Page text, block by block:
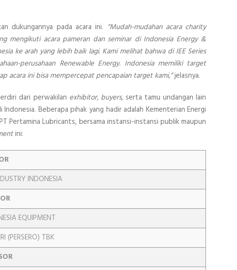
dukungannya pada acara ini. “Mudah-mudahan acara charity
mengikuti acara pameran dan seminar di Indonesia Energy &
ke arah yang lebih baik lagi. Kami melihat bahwa di IEE Series
perusahaan Renewable Energy. Indonesia memiliki target
acara ini bisa mempercepat pencapaian target kami,”jelasnya.
dari perwakilan exhibitor, buyers, serta tamu undangan lain
Beberapa pihak yang hadir adalah Kementerian Energi
Pertamina Lubricants, bersama instansi-instansi publik maupun
ini:
INDONESIA
EQUIPMENT
(PERSERO) TBK